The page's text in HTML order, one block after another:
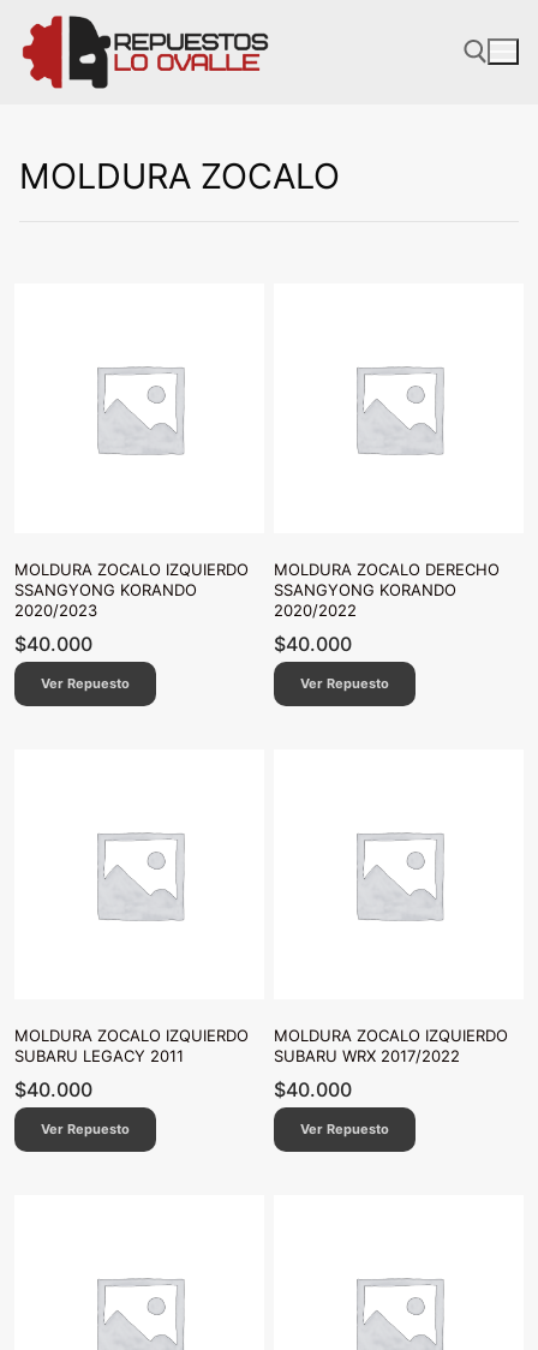
contenido
MOLDURA ZOCALO
MOLDURA ZOCALO IZQUIERDO
SSANGYONG KORANDO
2020/2023
$40.000
Ver Repuesto
MOLDURA ZOCALO DERECHO
SSANGYONG KORANDO
2020/2022
$40.000
Ver Repuesto
MOLDURA ZOCALO IZQUIERDO
SUBARU LEGACY 2011
$40.000
Ver Repuesto
MOLDURA ZOCALO IZQUIERDO
SUBARU WRX 2017/2022
$40.000
Ver Repuesto